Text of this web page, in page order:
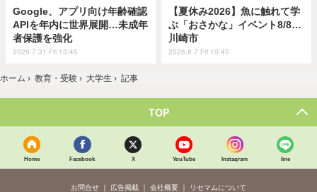
Google、アプリ向け年齢確認
APIを年内に世界展開…未成年
者保護を強化
2026.7.31 Fri 13:45
【夏休み2026】魚に触れて学
ぶ「おさかな」イベント8/8…
川崎市
2026.8.7 Fri 10:45
ホーム › 教育・受験 › 大学生 › 記事
TOP
Home Facebook X YouTube Instagram line
お問合せ 広告掲載 会社概要
リセマムについて